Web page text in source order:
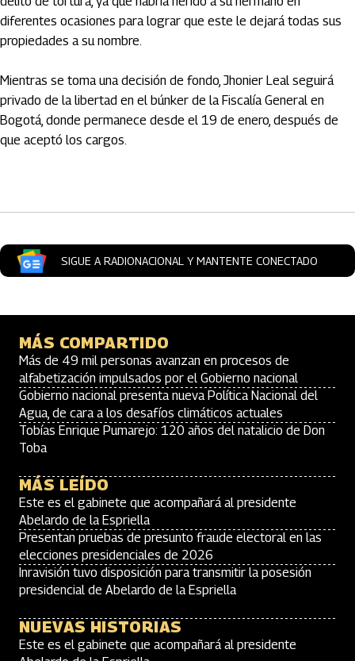
diferentes ocasiones para lograr que este le dejará todas sus
propiedades a su nombre.
Mientras se toma una decisión de fondo, Jhonier Leal seguirá
privado de la libertad en el búnker de la Fiscalía General en
Bogotá, donde permanece desde el 19 de enero, después de
que aceptó los cargos.
SIGUE A RADIONACIONAL Y MANTENTE CONECTADO
MÁS COMPARTIDO
Más de 49 mil personas avanzan en procesos de
alfabetización impulsados por el Gobierno nacional
Gobierno nacional presenta nueva Política Nacional del
Agua, de cara a los desafíos climáticos actuales
Tobías Enrique Pumarejo: 120 años del natalicio de Don
Toba
MÁS LEÍDO
Este es el gabinete que acompañará al presidente
Abelardo de la Espriella
Presentan pruebas de presunto fraude electoral en las
elecciones presidenciales de 2026
Inravisión tuvo disposición para transmitir la posesión
presidencial de Abelardo de la Espriella
NUEVAS HISTORIAS
Este es el gabinete que acompañará al presidente